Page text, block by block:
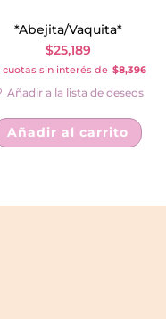
*Abejita/Vaquita*
$25,189
cuotas sin interés de $8,396
Añadir a la lista de deseos
Añadir al carrito